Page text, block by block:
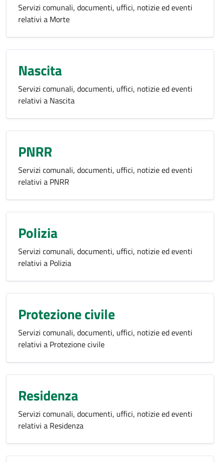
Servizi comunali, documenti, uffici, notizie ed eventi
relativi a Morte
Nascita
Servizi comunali, documenti, uffici, notizie ed eventi
relativi a Nascita
PNRR
Servizi comunali, documenti, uffici, notizie ed eventi
relativi a PNRR
Polizia
Servizi comunali, documenti, uffici, notizie ed eventi
relativi a Polizia
Protezione civile
Servizi comunali, documenti, uffici, notizie ed eventi
relativi a Protezione civile
Residenza
Servizi comunali, documenti, uffici, notizie ed eventi
relativi a Residenza